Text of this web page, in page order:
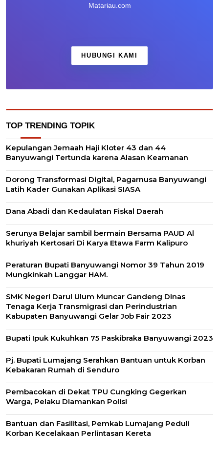
Matariau.com
HUBUNGI KAMI
TOP TRENDING TOPIK
Kepulangan Jemaah Haji Kloter 43 dan 44
Banyuwangi Tertunda karena Alasan Keamanan
Dorong Transformasi Digital, Pagarnusa Banyuwangi
Latih Kader Gunakan Aplikasi SIASA
Dana Abadi dan Kedaulatan Fiskal Daerah
Serunya Belajar sambil bermain Bersama PAUD Al
khuriyah Kertosari Di Karya Etawa Farm Kalipuro
Peraturan Bupati Banyuwangi Nomor 39 Tahun 2019
Mungkinkah Langgar HAM.
SMK Negeri Darul Ulum Muncar Gandeng Dinas
Tenaga Kerja Transmigrasi dan Perindustrian
Kabupaten Banyuwangi Gelar Job Fair 2023
Bupati Ipuk Kukuhkan 75 Paskibraka Banyuwangi 2023
Pj. Bupati Lumajang Serahkan Bantuan untuk Korban
Kebakaran Rumah di Senduro
Pembacokan di Dekat TPU Cungking Gegerkan
Warga, Pelaku Diamankan Polisi
Bantuan dan Fasilitasi, Pemkab Lumajang Peduli
Korban Kecelakaan Perlintasan Kereta